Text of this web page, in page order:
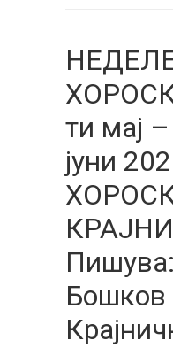
ти мај
јуни
Бошков